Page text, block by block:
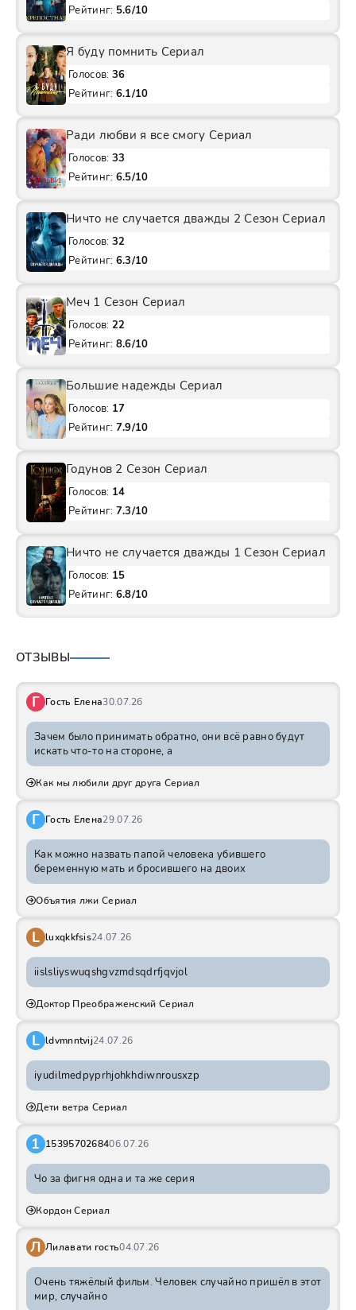
Рейтинг: 5.6/10
Я буду помнить Сериал
Голосов: 36
Рейтинг: 6.1/10
Ради любви я все смогу Сериал
Голосов: 33
Рейтинг: 6.5/10
Ничто не случается дважды 2 Сезон Сериал
Голосов: 32
Рейтинг: 6.3/10
Меч 1 Сезон Сериал
Голосов: 22
Рейтинг: 8.6/10
Большие надежды Сериал
Голосов: 17
Рейтинг: 7.9/10
Годунов 2 Сезон Сериал
Голосов: 14
Рейтинг: 7.3/10
Ничто не случается дважды 1 Сезон Сериал
Голосов: 15
Рейтинг: 6.8/10
ОТЗЫВЫ
Г Гость Елена30.07.26
Зачем было принимать обратно, они всё равно будут
искать что-то на стороне, а
Как мы любили друг друга Сериал
Г Гость Елена29.07.26
Как можно назвать папой человека убившего
беременную мать и бросившего на двоих
Объятия лжи Сериал
L luxqkkfsis24.07.26
iislsliyswuqshgvzmdsqdrfjqvjol
Доктор Преображенский Сериал
L ldvmnntvij24.07.26
iyudilmedpyprhjohkhdiwnrousxzp
Дети ветра Сериал
1 1539570268406.07.26
Чо за фигня одна и та же серия
Кордон Сериал
Л Лилавати гость04.07.26
Очень тяжёлый фильм. Человек случайно пришёл в этот
мир, случайно